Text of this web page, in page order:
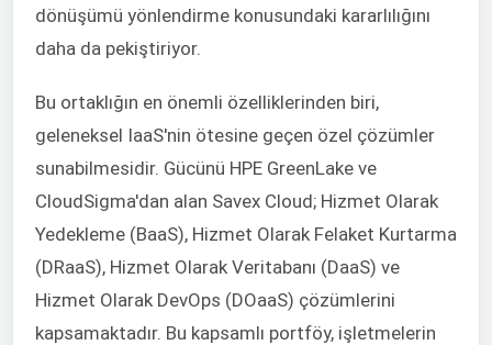
dönüşümü yönlendirme konusundaki kararlılığını
daha da pekiştiriyor.
Bu ortaklığın en önemli özelliklerinden biri,
geleneksel IaaS'nin ötesine geçen özel çözümler
sunabilmesidir. Gücünü HPE GreenLake ve
CloudSigma'dan alan Savex Cloud; Hizmet Olarak
Yedekleme (BaaS), Hizmet Olarak Felaket Kurtarma
(DRaaS), Hizmet Olarak Veritabanı (DaaS) ve
Hizmet Olarak DevOps (DOaaS) çözümlerini
kapsamaktadır. Bu kapsamlı portföy, işletmelerin